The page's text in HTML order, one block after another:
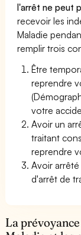
l'arrêt ne peut
recevoir les
Maladie
remplir trois
Être
reprendre
votre
Avoir un
traitant
reprendre
Avoir
d'arrêt de
La